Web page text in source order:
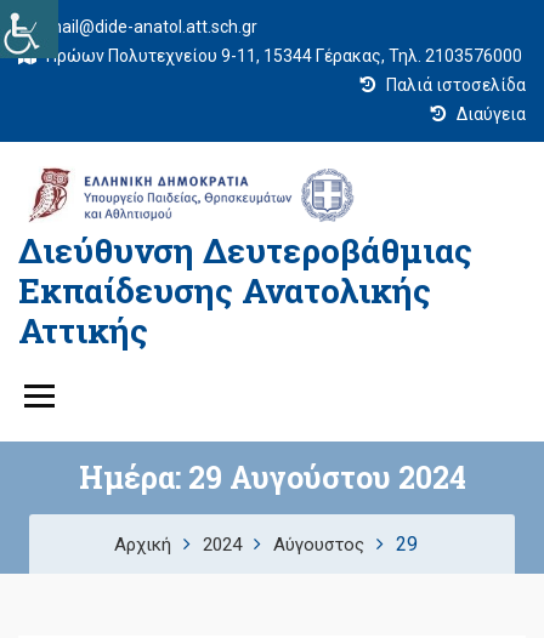
mail@dide-anatol.att.sch.gr
Ηρώων Πολυτεχνείου 9-11, 15344 Γέρακας, Τηλ. 2103576000
Παλιά ιστοσελίδα
Διαύγεια
Διεύθυνση Δευτεροβάθμιας
Εκπαίδευσης Ανατολικής
Αττικής
Ημέρα: 29 Αυγούστου 2024
Αρχική 2024 Αύγουστος 29